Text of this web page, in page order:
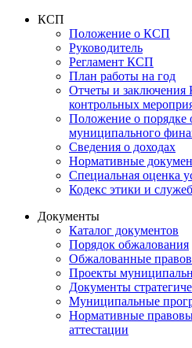
КСП
Положение о КСП
Руководитель
Регламент КСП
План работы на год
Отчеты и
контрольных
Положение о порядке
муниципального
Сведения о доходах
Нормативные
Специальная оценка
Кодекс этики и
Документы
Каталог документов
Порядок обжалования
Обжалованные
Проекты
Документы
Муниципальные
Нормативные
аттестации